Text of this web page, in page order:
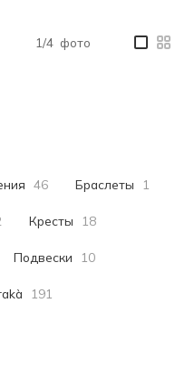
1/4 фото
46 Браслеты 1
Кресты 18
Подвески 10
191